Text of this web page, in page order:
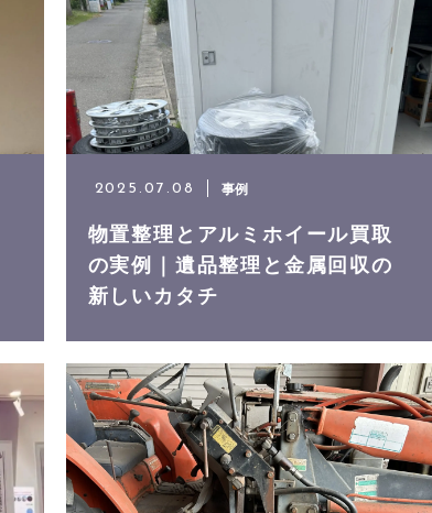
2025.07.08 事例
物置整理とアルミホイール買取
の実例｜遺品整理と金属回収の
新しいカタチ